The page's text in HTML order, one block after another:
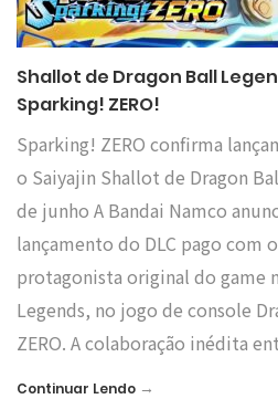
Shallot de Dragon Ball
Sparking! ZERO!
Sparking! ZERO confirma
o Saiyajin Shallot de Dragon
de junho A Bandai Namco
lançamento do DLC pago com
protagonista original do game
Legends, no jogo de console
ZERO. A colaboração inédita
Continuar Lendo →